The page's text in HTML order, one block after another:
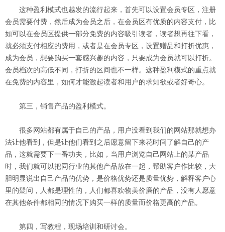
这种盈利模式也越发的流行起来，首先可以设置会员专区，注册
会员需要付费，然后成为会员之后，在会员区有优质的内容支付，比
如可以在会员区提供一部分免费的内容吸引读者，读者想再往下看，
就必须支付相应的费用，或者是在会员专区，设置赠品和打折优惠，
成为会员，想要购买一套感兴趣的内容，只要成为会员就可以打折。
会员档次的高低不同，打折的区间也不一样。这种盈利模式的重点就
在免费的内容里，如何才能激起读者和用户的求知欲或者好奇心。
第三，销售产品的盈利模式。
很多网站都有属于自己的产品，用户没看到我们的网站那就想办
法让他看到，但是让他们看到之后愿意留下来花时间了解自己的产
品，这就需要下一番功夫，比如，当用户浏览自己网站上的某产品
时，我们就可以把同行业的其他产品放在一起，帮助客户作比较，大
胆明显说出自己产品的优势，是价格优势还是质量优势，解释客户心
里的疑问，人都是理性的，人们都喜欢物美价廉的产品，没有人愿意
在其他条件都相同的情况下购买一样的质量而价格更高的产品。
第四，写教程，现场培训和研讨会。